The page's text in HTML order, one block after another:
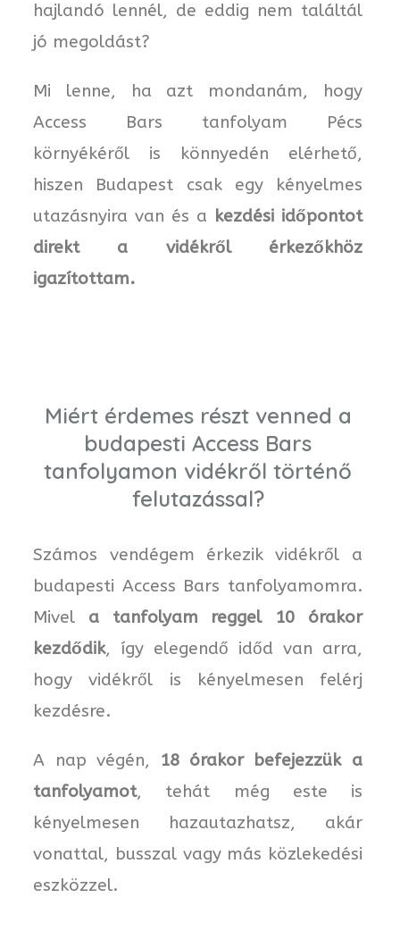
hajlandó lennél, de eddig nem találtál
jó megoldást?
Mi lenne, ha azt mondanám, hogy
Access Bars tanfolyam Pécs
környékéről is könnyedén elérhető,
hiszen Budapest csak egy kényelmes
utazásnyira van és a kezdési időpontot
direkt a vidékről érkezőkhöz
igazítottam.
Miért érdemes részt venned a
budapesti Access Bars
tanfolyamon vidékről történő
felutazással?
Számos vendégem érkezik vidékről a
budapesti Access Bars tanfolyamomra.
Mivel a tanfolyam reggel 10 órakor
kezdődik, így elegendő időd van arra,
hogy vidékről is kényelmesen felérj
kezdésre.
A nap végén, 18 órakor befejezzük a
tanfolyamot, tehát még este is
kényelmesen hazautazhatsz, akár
vonattal, busszal vagy más közlekedési
eszközzel.